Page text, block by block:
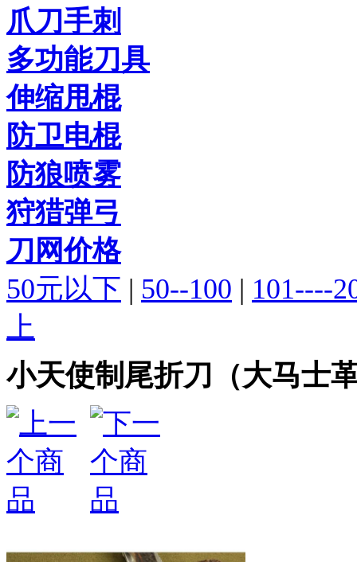
爪刀手刺
多功能刀具
伸缩甩棍
防卫电棍
防狼喷雾
狩猎弹弓
刀网价格
50元以下 | 50--100 | 101----
上
小天使制尾折刀（大马士